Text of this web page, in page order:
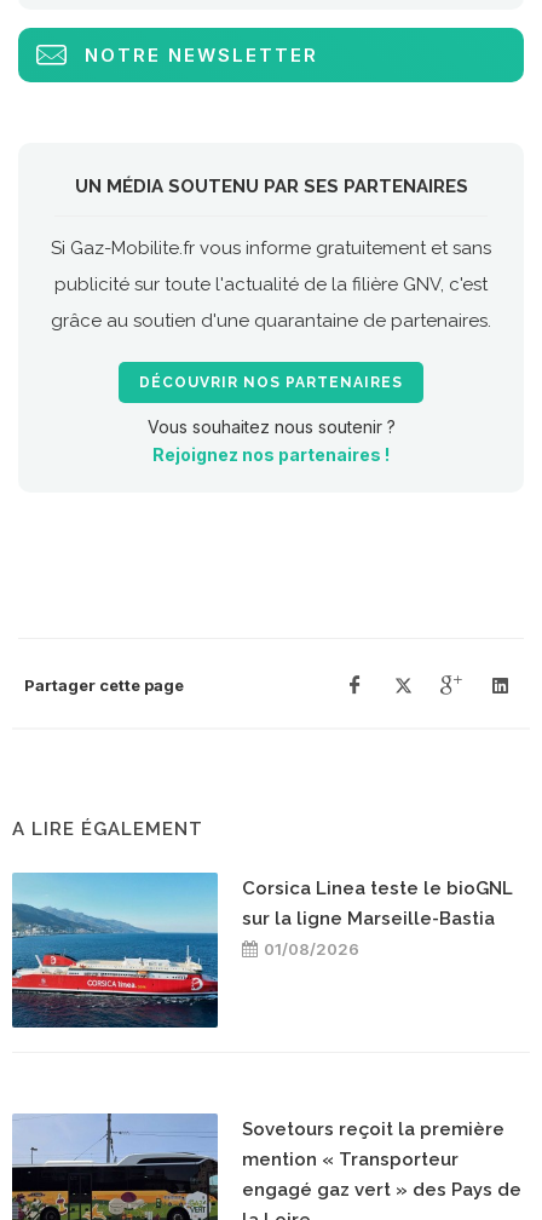
NOTRE NEWSLETTER
UN MÉDIA SOUTENU PAR SES PARTENAIRES
Si Gaz-Mobilite.fr vous informe gratuitement et sans
publicité sur toute l'actualité de la filière GNV, c'est
grâce au soutien d'une quarantaine de partenaires.
DÉCOUVRIR NOS PARTENAIRES
Vous souhaitez nous soutenir ?
Rejoignez nos partenaires !
Partager cette page
A LIRE ÉGALEMENT
Corsica Linea teste le bioGNL
sur la ligne Marseille-Bastia
01/08/2026
Sovetours reçoit la première
mention « Transporteur
engagé gaz vert » des Pays de